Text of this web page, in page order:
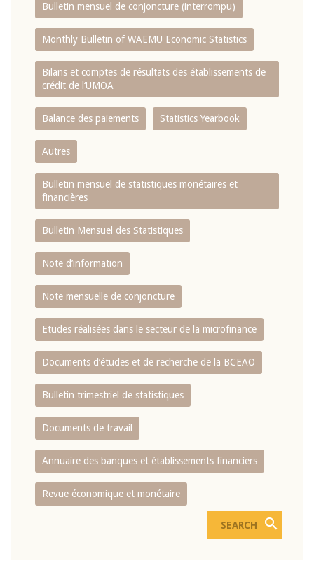
Bulletin mensuel de conjoncture (interrompu)
Monthly Bulletin of WAEMU Economic Statistics
Bilans et comptes de résultats des établissements de
crédit de l‘UMOA
Balance des paiements Statistics Yearbook
Autres
Bulletin mensuel de statistiques monétaires et
financières
Bulletin Mensuel des Statistiques
Note d’information
Note mensuelle de conjoncture
Etudes réalisées dans le secteur de la microfinance
Documents d’études et de recherche de la BCEAO
Bulletin trimestriel de statistiques
Documents de travail
Annuaire des banques et établissements financiers
Revue économique et monétaire